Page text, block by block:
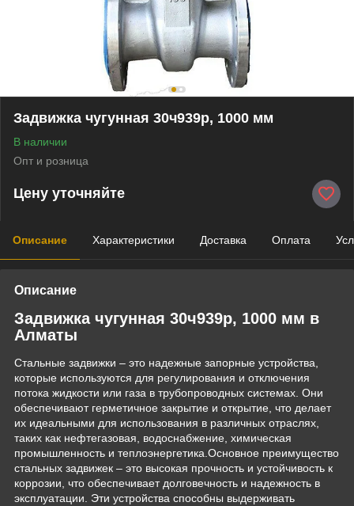
Задвижка чугунная 30ч939р, 1000 мм
В наличии
Опт и розница
Цену уточняйте
Описание Характеристики Доставка Оплата
Описание
Задвижка чугунная 30ч939р, 1000 мм в
Алматы
Стальные задвижки – это надежные запорные устройства,
которые используются для регулирования и отключения
потока жидкости или газа в трубопроводных системах. Они
обеспечивают герметичное закрытие и открытие, что делает
их идеальными для использования в различных отраслях,
таких как нефтегазовая, водоснабжение, химическая
промышленность и теплоэнергетика.Основное преимущество
стальных задвижек – это высокая прочность и устойчивость к
коррозии, что обеспечивает долговечность и надежность в
эксплуатации. Эти устройства способны выдерживать